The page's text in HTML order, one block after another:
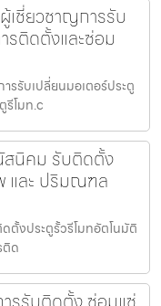
เชี่ยวชาญการรับ
รติดตั้งและซ่อม
รรับเปลี่ยนมอเตอร์ประตู
รีโมท.c
สนิคม รับติดตั้ง
และ ปริมณฑล
ตั้งประตูรั้วรีโมทอัตโนมัติ
ติด